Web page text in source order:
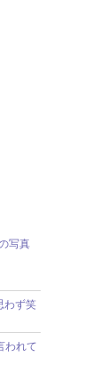
写真
わず笑
われて